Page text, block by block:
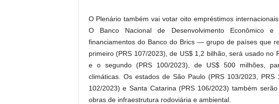
O Plenário também vai votar oito empréstimos
O Banco Nacional de Desenvolvimento Econômico
financiamentos do Banco do Brics — grupo de países que
primeiro (PRS 107/2023), de US$ 1,2 bilhão, será usado no
e o segundo (PRS 100/2023), de US$ 500 milhões,
climáticas. Os estados de São Paulo (PRS 103/2023, PRS
102/2023) e Santa Catarina (PRS 106/2023) também
obras de infraestrutura rodoviária e ambiental.